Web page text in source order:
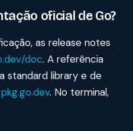
oficial de Go?
as release notes
doc. A referência
standard library e de
pkg.go.dev. No terminal,